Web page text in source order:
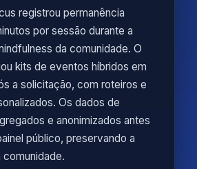
registrou permanência
por sessão durante a
da comunidade. O
kits de eventos híbridos em
a solicitação, com roteiros e
Os dados de
e anonimizados antes
público, preservando a